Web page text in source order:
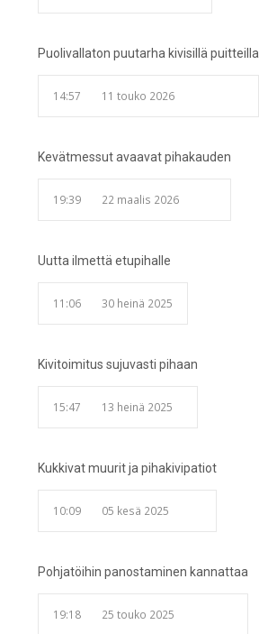
Puolivallaton puutarha kivisillä puitteilla
14:57 11 touko 2026
Kevätmessut avaavat pihakauden
19:39 22 maalis 2026
Uutta ilmettä etupihalle
11:06 30 heinä 2025
Kivitoimitus sujuvasti pihaan
15:47 13 heinä 2025
Kukkivat muurit ja pihakivipatiot
10:09 05 kesä 2025
Pohjatöihin panostaminen kannattaa
19:18 25 touko 2025